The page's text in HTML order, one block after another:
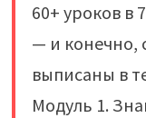
60+ уроков в
— и конечно,
выписаны в
Модуль 1.